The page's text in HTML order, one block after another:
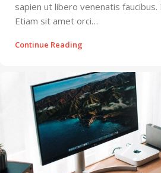
sapien ut libero venenatis faucibus.
Etiam sit amet orci…
Continue Reading